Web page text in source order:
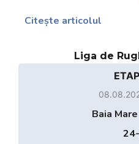
Citește articolul
Liga de
Baia